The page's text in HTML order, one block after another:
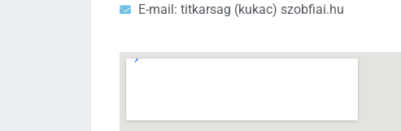
E-mail: titkarsag (kukac) szobfiai.hu